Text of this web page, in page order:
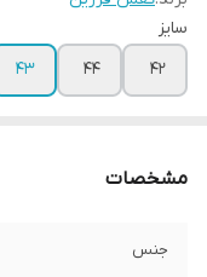
سایز
42
44
43
مشخصات
جنس